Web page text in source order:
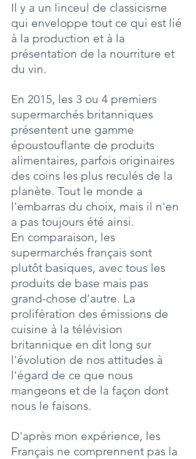
Il y a un linceul de classicisme
qui enveloppe tout ce qui est lié
à la production et à la
présentation de la nourriture et
du vin.
En 2015, les 3 ou 4 premiers
supermarchés britanniques
présentent une gamme
époustouflante de produits
alimentaires, parfois originaires
des coins les plus reculés de la
planète. Tout le monde a
l'embarras du choix, mais il n'en
a pas toujours été ainsi.
En comparaison, les
supermarchés français sont
plutôt basiques, avec tous les
produits de base mais pas
grand-chose d’autre. La
prolifération des émissions de
cuisine à la télévision
britannique en dit long sur
l'évolution de nos attitudes à
l'égard de ce que nous
mangeons et de la façon dont
nous le faisons.
D'après mon expérience, les
Français ne comprennent pas la